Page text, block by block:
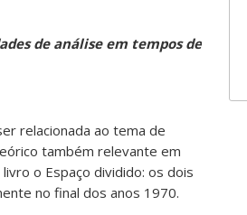
de análise em tempos de
relacionada ao tema de
também relevante em
o Espaço dividido: os dois
no final dos anos 1970.